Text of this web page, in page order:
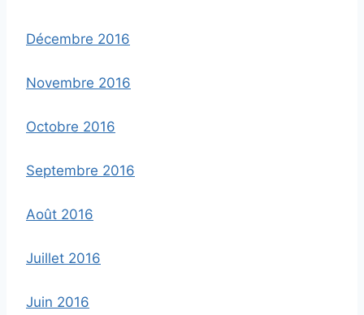
Décembre 2016
Novembre 2016
Octobre 2016
Septembre 2016
Août 2016
Juillet 2016
Juin 2016